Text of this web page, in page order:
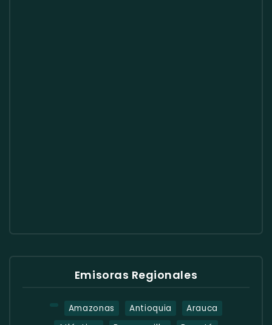
Emisoras Regionales
Amazonas Antioquia
Arauca